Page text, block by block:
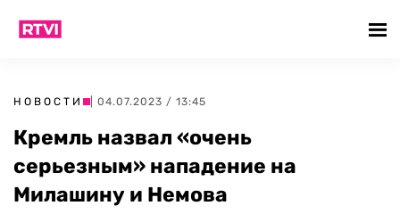
НОВОСТИ | 04.07.2023 / 13:45
Кремль назвал «очень
серьезным» нападение на
Милашину и Немова